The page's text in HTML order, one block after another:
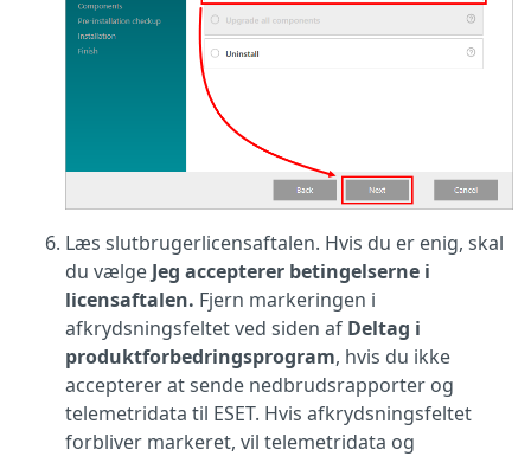
Læs slutbrugerlicensaftalen. Hvis du er enig, skal
du vælge Jeg accepterer betingelserne i
licensaftalen. Fjern markeringen i
afkrydsningsfeltet ved siden af Deltag i
produktforbedringsprogram, hvis du ikke
accepterer at sende nedbrudsrapporter og
telemetridata til ESET. Hvis afkrydsningsfeltet
forbliver markeret, vil telemetridata og